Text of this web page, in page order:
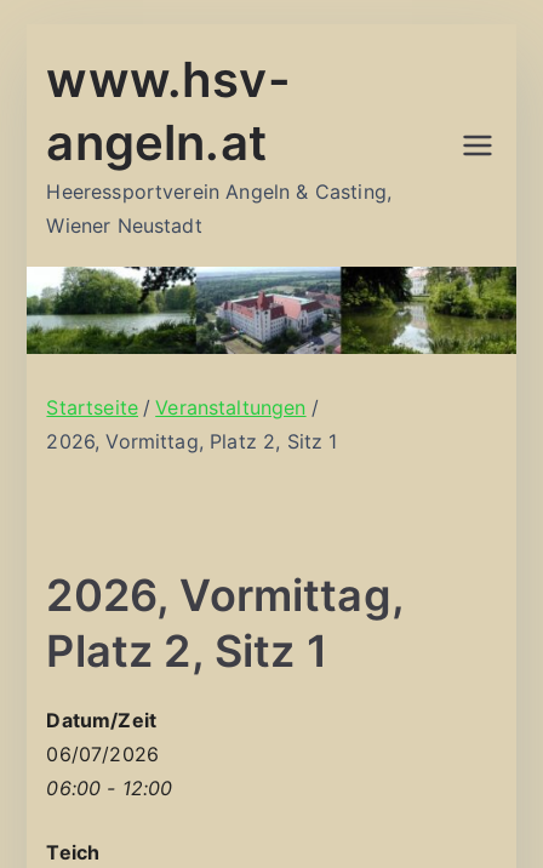
Inhalt
www.hsv-
angeln.at
Heeressportverein Angeln & Casting,
Wiener Neustadt
Startseite
Veranstaltungen
2026, Vormittag, Platz 2, Sitz 1
2026, Vormittag,
Platz 2, Sitz 1
Datum/Zeit
06/07/2026
06:00 - 12:00
Teich